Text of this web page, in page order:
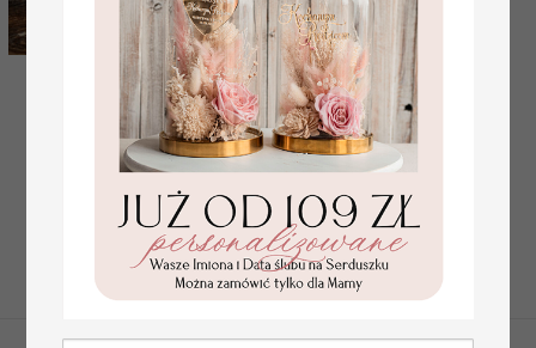
Koła Mąż i Żona - Obręcze Napisy Żona i Mąż na
Ślub i Wesele
( 01/smpl/kola )
55.00 PLN